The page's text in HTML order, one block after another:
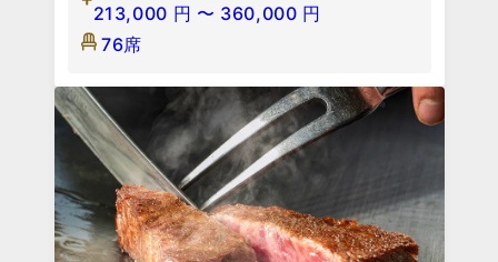
213,000 円 〜 360,000 円
76席